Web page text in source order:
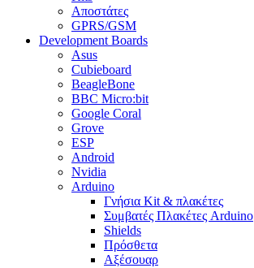
Αποστάτες
GPRS/GSM
Development Boards
Asus
Cubieboard
BeagleBone
BBC Micro:bit
Google Coral
Grove
ESP
Android
Nvidia
Arduino
Γνήσια Kit & πλακέτες
Συμβατές Πλακέτες Arduino
Shields
Πρόσθετα
Αξέσουαρ